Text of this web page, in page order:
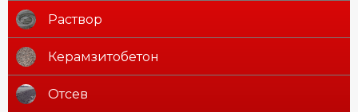
Раствор
Керамзитобетон
Отсев